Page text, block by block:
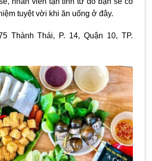
tuyệt vời khi ăn uống ở đây.
Thành Thái, P. 14, Quận 10, TP.